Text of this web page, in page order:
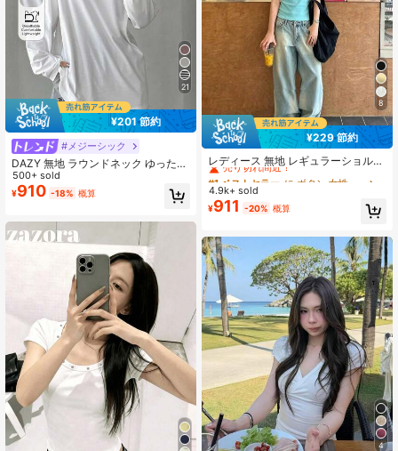
21
¥201 節約
#メジーシック
DAZY 無地 ラウンドネック ゆったり
ロング丈 長袖 レディースTシャツ、
秋服 水着カバーアップ スクール用
500+ sold
¥910 -18% 概算
8
¥229 節約
レディース 無地 レギュラーショルダ
ー 半袖Tシャツ ラウンドネック スリ
ムフィット 美シルエット 伸縮性 軽
量 通気性 快適素材 夏用 万能 オール
マッチ トップス
#1 ベストセラー
に ボタン 女性用Tシャツ
売り切れ間近！
#1 ベストセラー
売り切れ間近！
#1 ベストセラー
売り切れ間近！
#1 ベストセラー
4.9k+ sold
¥911 -20% 概算
4